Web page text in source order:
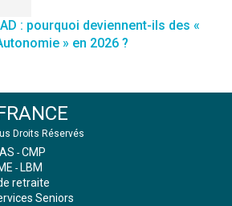
: pourquoi deviennent-ils des «
» en 2026 ?
Droits Réservés
- CMP
- LBM
retraite
Seniors